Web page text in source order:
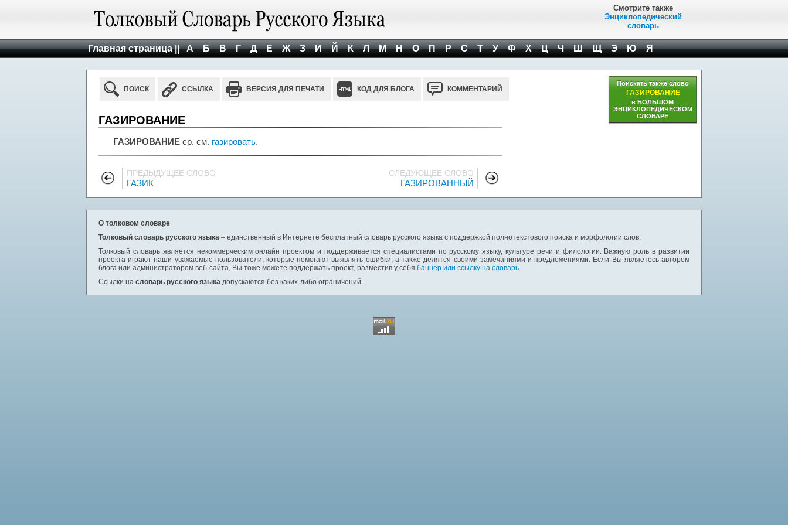
Смотрите также
Энциклопедический
словарь
Главная страница || А Б В Г Д Е Ж З И Й К Л М Н О П Р С Т У Ф Х Ц Ч Ш Щ Э Ю Я
ПОИСК ССЫЛКА ВЕРСИЯ ДЛЯ ПЕЧАТИ КОД ДЛЯ БЛОГА КОММЕНТАРИЙ
ГАЗИРОВАНИЕ
ГАЗИРОВАНИЕ ср. см. газировать.
ПРЕДЫДУЩЕЕ СЛОВО
ГАЗИК
СЛЕДУЮЩЕЕ СЛОВО
ГАЗИРОВАННЫЙ
Поискать также слово
ГАЗИРОВАНИЕ
в БОЛЬШОМ
ЭНЦИКЛОПЕДИЧЕСКОМ
СЛОВАРЕ
О толковом словаре
Толковый словарь русского языка – единственный в Интернете бесплатный словарь русского языка с поддержкой полнотекстового поиска и морфологии слов.
Толковый словарь является некоммерческим онлайн проектом и поддерживается специалистами по русскому языку, культуре речи и филологии. Важную роль в развитии
проекта играют наши уважаемые пользователи, которые помогают выявлять ошибки, а также делятся своими замечаниями и предложениями. Если Вы являетесь автором
блога или администратором веб-сайта, Вы тоже можете поддержать проект, разместив у себя баннер или ссылку на словарь.
Ссылки на словарь русского языка допускаются без каких-либо ограничений.